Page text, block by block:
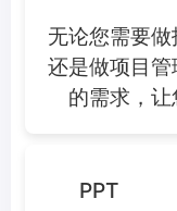
无论您需要做
还是做项目
的需求，让
PPT